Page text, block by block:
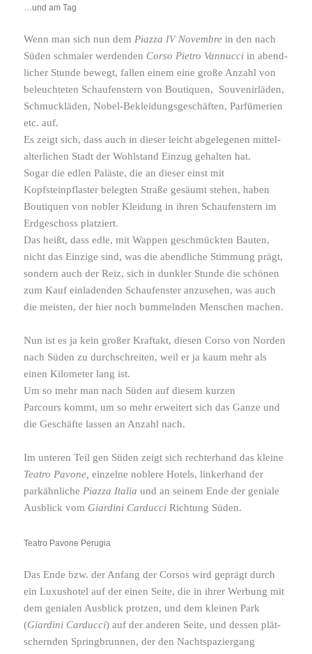
…und am Tag
Wenn man sich nun demPiazzaIVNovembrein den nach
Süden schmaler werdenden Corso Pietro Vannucciin abend­
li­cher Stunde bewegt, fallen einem eine große Anzahl von
beleuch­teten Schaufenstern von Boutiquen, Souvenirläden,
Schmuckläden, Nobel-​Bekleidungsgeschäften, Parfümerien
etc. auf.
Es zeigt sich, dass auch in dieser leicht abge­le­genen mittel­
al­ter­li­chen Stadt der Wohlstand Einzug gehalten hat.
Sogar die edlen Paläste, die an dieser einst mit
Kopfsteinpflaster belegten Straße gesäumt stehen, haben
Boutiquen von nobler Kleidung in ihren Schaufenstern im
Erdgeschoss platziert.
Das heißt, dass edle, mit Wappen geschmückten Bauten,
nicht das Einzige sind, was die abend­liche Stimmung prägt,
sondern auch der Reiz, sich in dunkler Stunde die schönen
zum Kauf einla­denden Schaufenster anzu­sehen, was auch
die meisten, der hier noch bummelnden Menschen machen.
Nun ist es ja kein großer Kraftakt, diesen Corso von Norden
nach Süden zu durch­schreiten, weil er ja kaum mehr als
einen Kilometer lang ist.
Um so mehr man nach Süden auf diesem kurzen
Parcours kommt, um so mehr erwei­tert sich das Ganze und
die Geschäfte lassen an Anzahl nach.
Im unteren Teil gen Süden zeigt sich recht­erhand das kleine
Teatro Pavone,einzelne noblere Hotels, linker­hand der
park­ähn­lichePiazza Italiaund an seinem Ende der geniale
Ausblick vom Giardini Carducci Richtung Süden.
Teatro Pavone Perugia
Das Ende bzw. der Anfang der Corsos wird geprägt durch
ein Luxushotel auf der einen Seite, die in ihrer Werbung mit
dem genialen Ausblick protzen, und dem kleinen Park
(Giardini Carducci) auf der anderen Seite, und dessen plät­
schernden Springbrunnen, der den Nachtspaziergang